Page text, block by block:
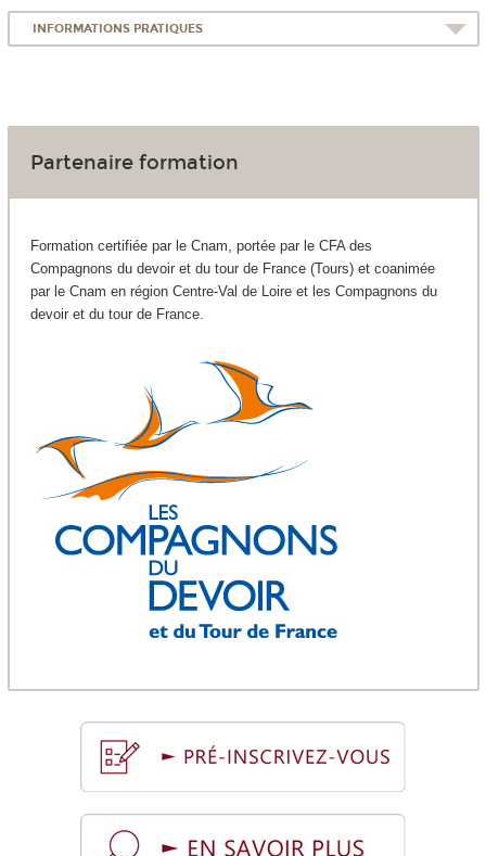
INFORMATIONS PRATIQUES
Partenaire formation
Formation certifiée par le Cnam, portée par le CFA des
Compagnons du devoir et du tour de France (Tours) et coanimée
par le Cnam en région Centre-Val de Loire et les Compagnons du
devoir et du tour de France.